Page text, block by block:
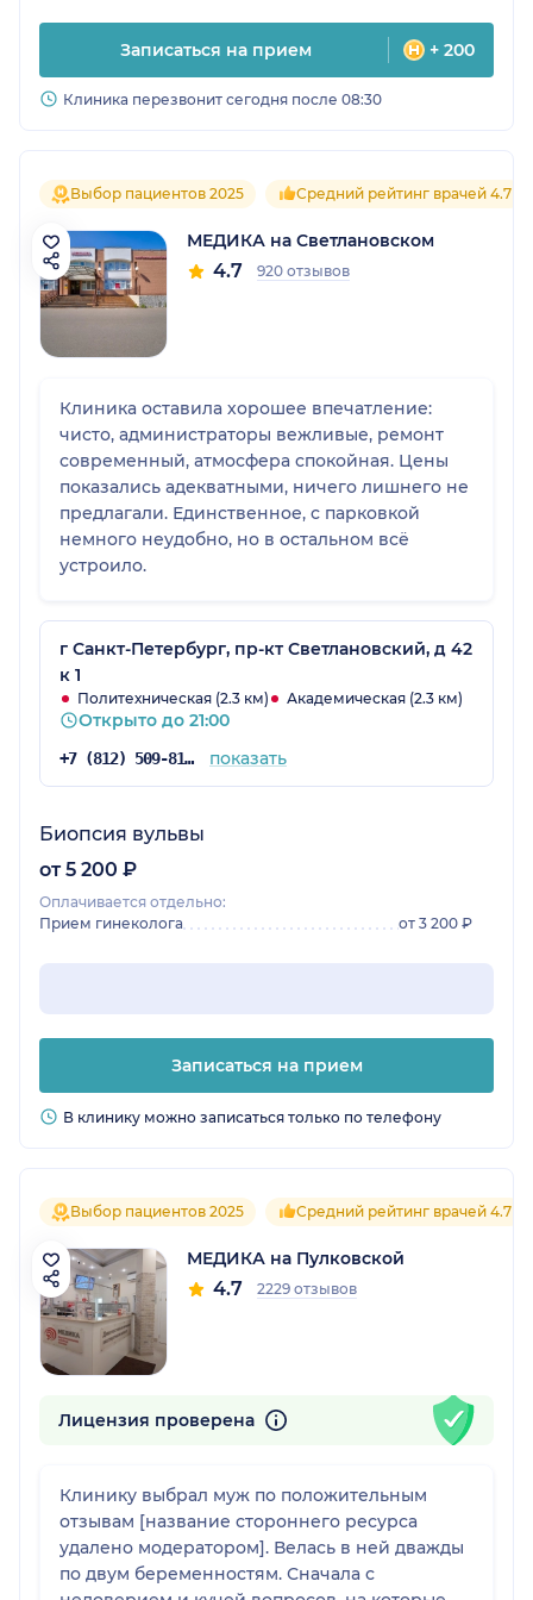
Записаться на прием + 200
Клиника перезвонит сегодня после 08:30
Выбор пациентов 2025 Средний рейтинг врачей 4.7
МЕДИКА на Светлановском
4.7 920 отзывов
Клиника оставила хорошее впечатление:
чисто, администраторы вежливые, ремонт
современный, атмосфера спокойная. Цены
показались адекватными, ничего лишнего не
предлагали. Единственное, с парковкой
немного неудобно, но в остальном всё
устроило.
г Санкт-Петербург, пр-кт Светлановский, д 42
к 1
Политехническая (2.3 км) Академическая (2.3 км)
Открыто до 21:00
+7 (812) 509-81-75 показать
Биопсия вульвы
от 5 200 ₽
Оплачивается отдельно:
Прием гинеколога
от 3 200 ₽
Записаться на прием
В клинику можно записаться только по телефону
Выбор пациентов 2025 Средний рейтинг врачей 4.7
МЕДИКА на Пулковской
4.7 2229 отзывов
Лицензия проверена
Клинику выбрал муж по положительным
отзывам [название стороннего ресурса
удалено модератором]. Велась в ней дважды
по двум беременностям. Сначала с